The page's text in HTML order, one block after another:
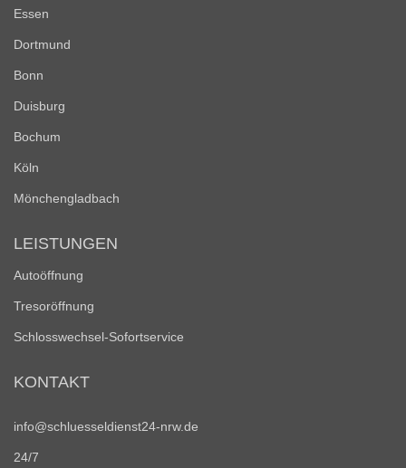
Essen
Dortmund
Bonn
Duisburg
Bochum
Köln
Mönchengladbach
LEISTUNGEN
Autoöffnung
Tresoröffnung
Schlosswechsel-Sofortservice
KONTAKT
info@schluesseldienst24-nrw.de
24/7